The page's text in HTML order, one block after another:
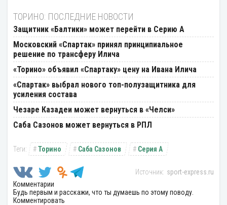
ТОРИНО: ПОСЛЕДНИЕ НОВОСТИ
Защитник «Балтики» может перейти в Серию А
Московский «Спартак» принял принципиальное
решение по трансферу Илича
«Торино» объявил «Спартаку» цену на Ивана Илича
«Спартак» выбрал нового топ-полузащитника для
усиления состава
Чезаре Казадеи может вернуться в «Челси»
Саба Сазонов может вернуться в РПЛ
Торино Саба Сазонов Серия А
sport-express.ru
Комментарии
Будь первым и расскажи, что ты думаешь по этому поводу.
Комментировать